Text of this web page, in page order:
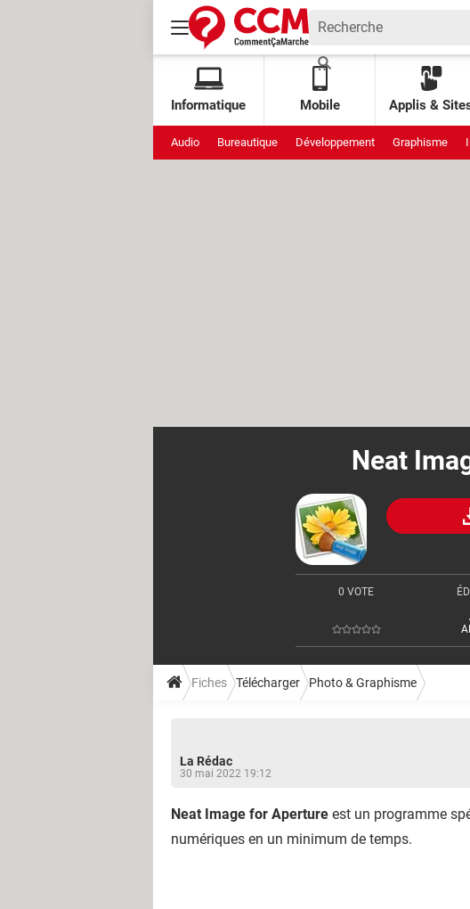
Informatique Mobile Applis &
Audio Bureautique Développement Graphisme
Neat
0 VOTE
Fiches Télécharger Photo & Graphisme
La Rédac
30 mai 2022 19:12
Neat Image for Aperture est un programme
numériques en un minimum de temps.